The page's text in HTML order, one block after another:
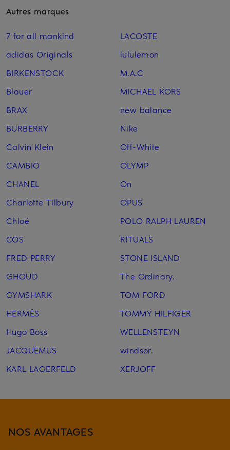
Autres marques
7 for all mankind
adidas Originals
BIRKENSTOCK
Blauer
BRAX
BURBERRY
Calvin Klein
CAMBIO
CHANEL
Charlotte Tilbury
Chloé
COS
FRED PERRY
GHOUD
GYMSHARK
HERMÈS
Hugo Boss
JACQUEMUS
KARL LAGERFELD
LACOSTE
lululemon
M.A.C
MICHAEL KORS
new balance
Nike
Off-White
OLYMP
On
OPUS
POLO RALPH LAUREN
RITUALS
STONE ISLAND
The Ordinary.
TOM FORD
TOMMY HILFIGER
WELLENSTEYN
windsor.
XERJOFF
NOS AVANTAGES